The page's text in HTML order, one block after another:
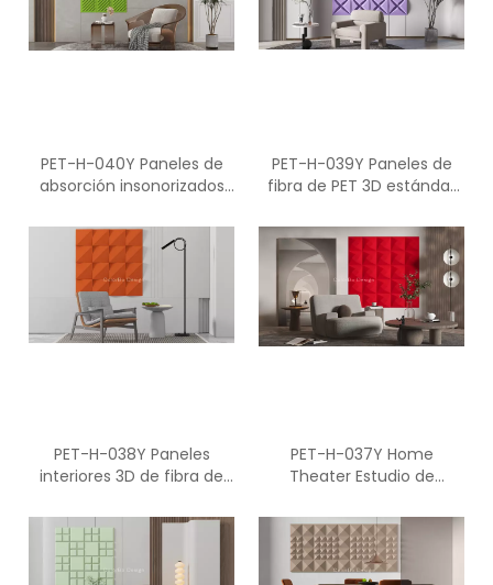
PET-H-040Y Paneles de
absorción insonorizados
ignífugos para interiores
PET-H-039Y Paneles de
fibra de PET 3D estándar
PET-H-038Y Paneles
interiores 3D de fibra de
acústico
PET-H-037Y Home
Theater Estudio de
Paneles acústicos 3D